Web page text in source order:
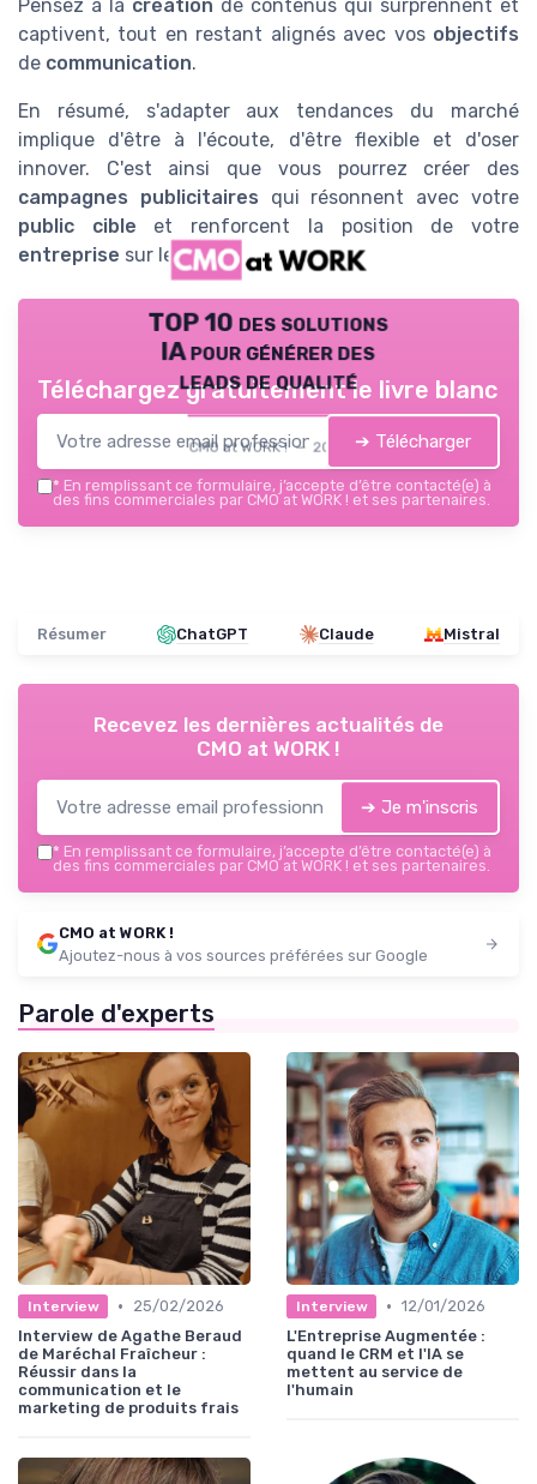
Pensez à la création de contenus qui surprennent et
captivent, tout en restant alignés avec vos objectifs
de communication.
En résumé, s'adapter aux tendances du marché
implique d'être à l'écoute, d'être flexible et d'oser
innover. C'est ainsi que vous pourrez créer des
campagnes publicitaires qui résonnent avec votre
public cible et renforcent la position de votre
entreprise sur le marché.
TOP 10 des solutions
IA pour générer des
leads de qualité
CMO at WORK ! — 2026
Téléchargez gratuitement le livre blanc
➔ Télécharger
* En remplissant ce formulaire, j’accepte d’être contacté(e) à
des fins commerciales par CMO at WORK ! et ses partenaires.
Résumer ChatGPT Claude Mistral
Recevez les dernières actualités de
CMO at WORK !
➔ Je m'inscris
* En remplissant ce formulaire, j’accepte d’être contacté(e) à
des fins commerciales par CMO at WORK ! et ses partenaires.
CMO at WORK !
Ajoutez-nous à vos sources préférées sur Google
Parole d'experts
Interview •
25/02/2026
Interview de Agathe Beraud
de Maréchal Fraîcheur :
Réussir dans la
communication et le
marketing de produits frais
Interview • 12/01/2026
L'Entreprise Augmentée :
quand le CRM et l'IA se
mettent au service de
l'humain